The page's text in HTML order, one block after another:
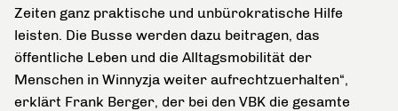
Zeiten ganz praktische und unbürokratische Hilfe
leisten. Die Busse werden dazu beitragen, das
öffentliche Leben und die Alltagsmobilität der
Menschen in Winnyzja weiter aufrechtzuerhalten“,
erklärt Frank Berger, der bei den VBK die gesamte